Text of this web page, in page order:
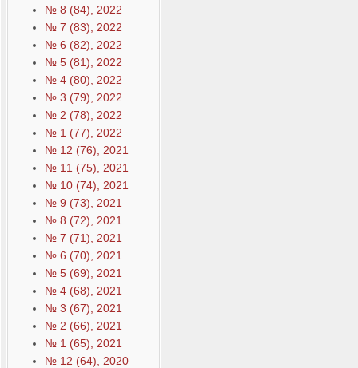
№ 8 (84), 2022
№ 7 (83), 2022
№ 6 (82), 2022
№ 5 (81), 2022
№ 4 (80), 2022
№ 3 (79), 2022
№ 2 (78), 2022
№ 1 (77), 2022
№ 12 (76), 2021
№ 11 (75), 2021
№ 10 (74), 2021
№ 9 (73), 2021
№ 8 (72), 2021
№ 7 (71), 2021
№ 6 (70), 2021
№ 5 (69), 2021
№ 4 (68), 2021
№ 3 (67), 2021
№ 2 (66), 2021
№ 1 (65), 2021
№ 12 (64), 2020